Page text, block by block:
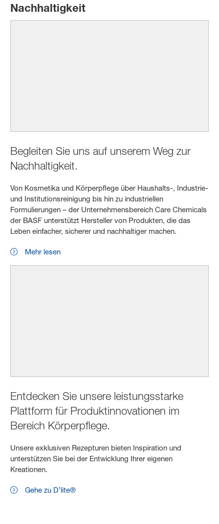
Nachhaltigkeit
Begleiten Sie uns auf unserem Weg zur
Nachhaltigkeit.
Von Kosmetika und Körperpflege über Haushalts-, Industrie-
und Institutionsreinigung bis hin zu industriellen
Formulierungen – der Unternehmensbereich Care Chemicals
der BASF unterstützt Hersteller von Produkten, die das
Leben einfacher, sicherer und nachhaltiger machen.
Mehr lesen
Entdecken Sie unsere leistungsstarke
Plattform für Produktinnovationen im
Bereich Körperpflege.
Unsere exklusiven Rezepturen bieten Inspiration und
unterstützen Sie bei der Entwicklung Ihrer eigenen
Kreationen.
Gehe zu D’lite®